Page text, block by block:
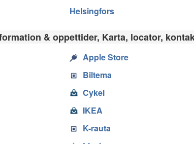
Helsingfors
& oppettider, Karta, locator,
Apple Store
Biltema
Cykel
IKEA
K-rauta